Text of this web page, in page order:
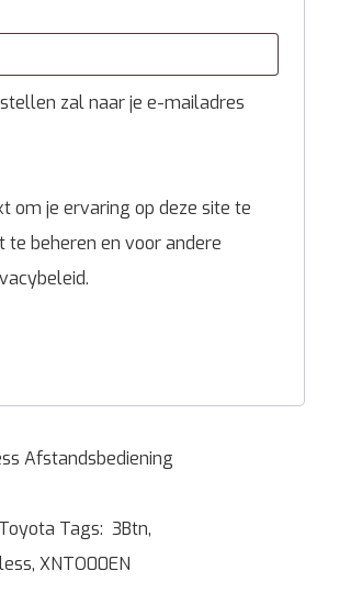
zal naar je e-mailadres
om je ervaring op deze site te
beheren en voor andere
.
Afstandsbediening
Toyota Tags: 3Btn,
, XNTO00EN